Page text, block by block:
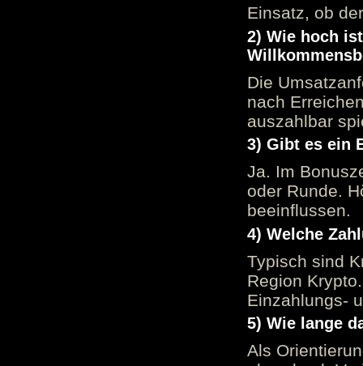
Einsatz, ob
2) Wie hoch
Die
nach
auszahlbar
3) Gibt es ein
Ja. Im
oder Runde.
beeinflussen.
4) Welche
Typisch sind
Region
Einzahlungs-
5) Wie lange
Als